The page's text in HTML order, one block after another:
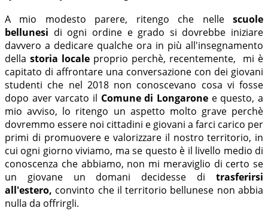
A mio modesto parere, ritengo che nelle scuole
bellunesi di ogni ordine e grado si dovrebbe iniziare
davvero a dedicare qualche ora in più all'insegnamento
della storia locale proprio perchè, recentemente, mi è
capitato di affrontare una conversazione con dei giovani
studenti che nel 2018 non conoscevano cosa vi fosse
dopo aver varcato il Comune di Longarone e questo, a
mio avviso, lo ritengo un aspetto molto grave perchè
dovremmo essere noi cittadini e giovani a farci carico per
primi di promuovere e valorizzare il nostro territorio, in
cui ogni giorno viviamo, ma se questo è il livello medio di
conoscenza che abbiamo, non mi meraviglio di certo se
un giovane un domani decidesse di trasferirsi
all'estero, convinto che il territorio bellunese non abbia
nulla da offrirgli.